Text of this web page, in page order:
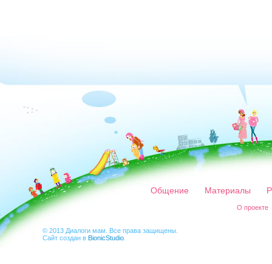
Общение Материалы
О проекте
© 2013 Диалоги мам. Все права защищены.
Сайт создан в BionicStudio